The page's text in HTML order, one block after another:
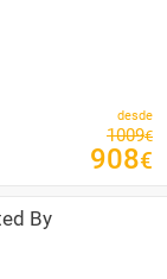
desde
1009€
908€
By